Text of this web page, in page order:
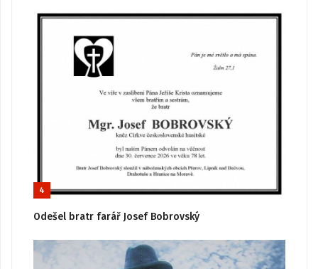
4
Odešel bratr farář Josef Bobrovský